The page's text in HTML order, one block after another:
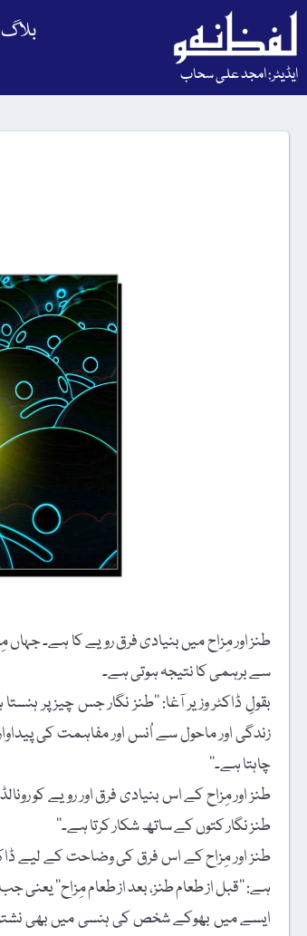
ایڈیٹر: امجد علی سحاب
بلاگ
طنز اور مِزاح میں بنیادی فرق رویے کا ہے۔ جہاں
سے برہمی کا نتیجہ ہوتی ہے۔
بقولِ ڈاکٹر وزیر آغا: ’’طنز نگار جس چیز پر
زندگی اور ماحول سے اُنس اور مفاہمت کی
چاہتا ہے۔‘‘
طنز نگار کتوں کے ساتھ شکار کرتا ہے۔‘‘
طنز اور مِزاح کے اس فرق کی وضاحت کے لیے
ہے: ’’قبل از طعام طنز، بعد از طعام مِزاح‘‘ یعنی
ایسے میں بھوکے شخص کی ہنسی میں بھی